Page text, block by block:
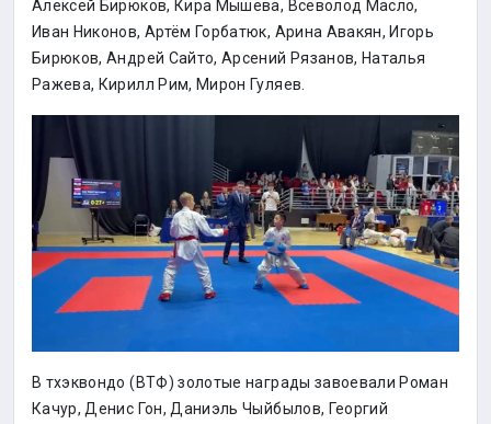
Алексей Бирюков, Кира Мышева, Всеволод Масло,
Иван Никонов, Артём Горбатюк, Арина Авакян, Игорь
Бирюков, Андрей Сайто, Арсений Рязанов, Наталья
Ражева, Кирилл Рим, Мирон Гуляев.
В тхэквондо (ВТФ) золотые награды завоевали Роман
Качур, Денис Гон, Даниэль Чыйбылов, Георгий